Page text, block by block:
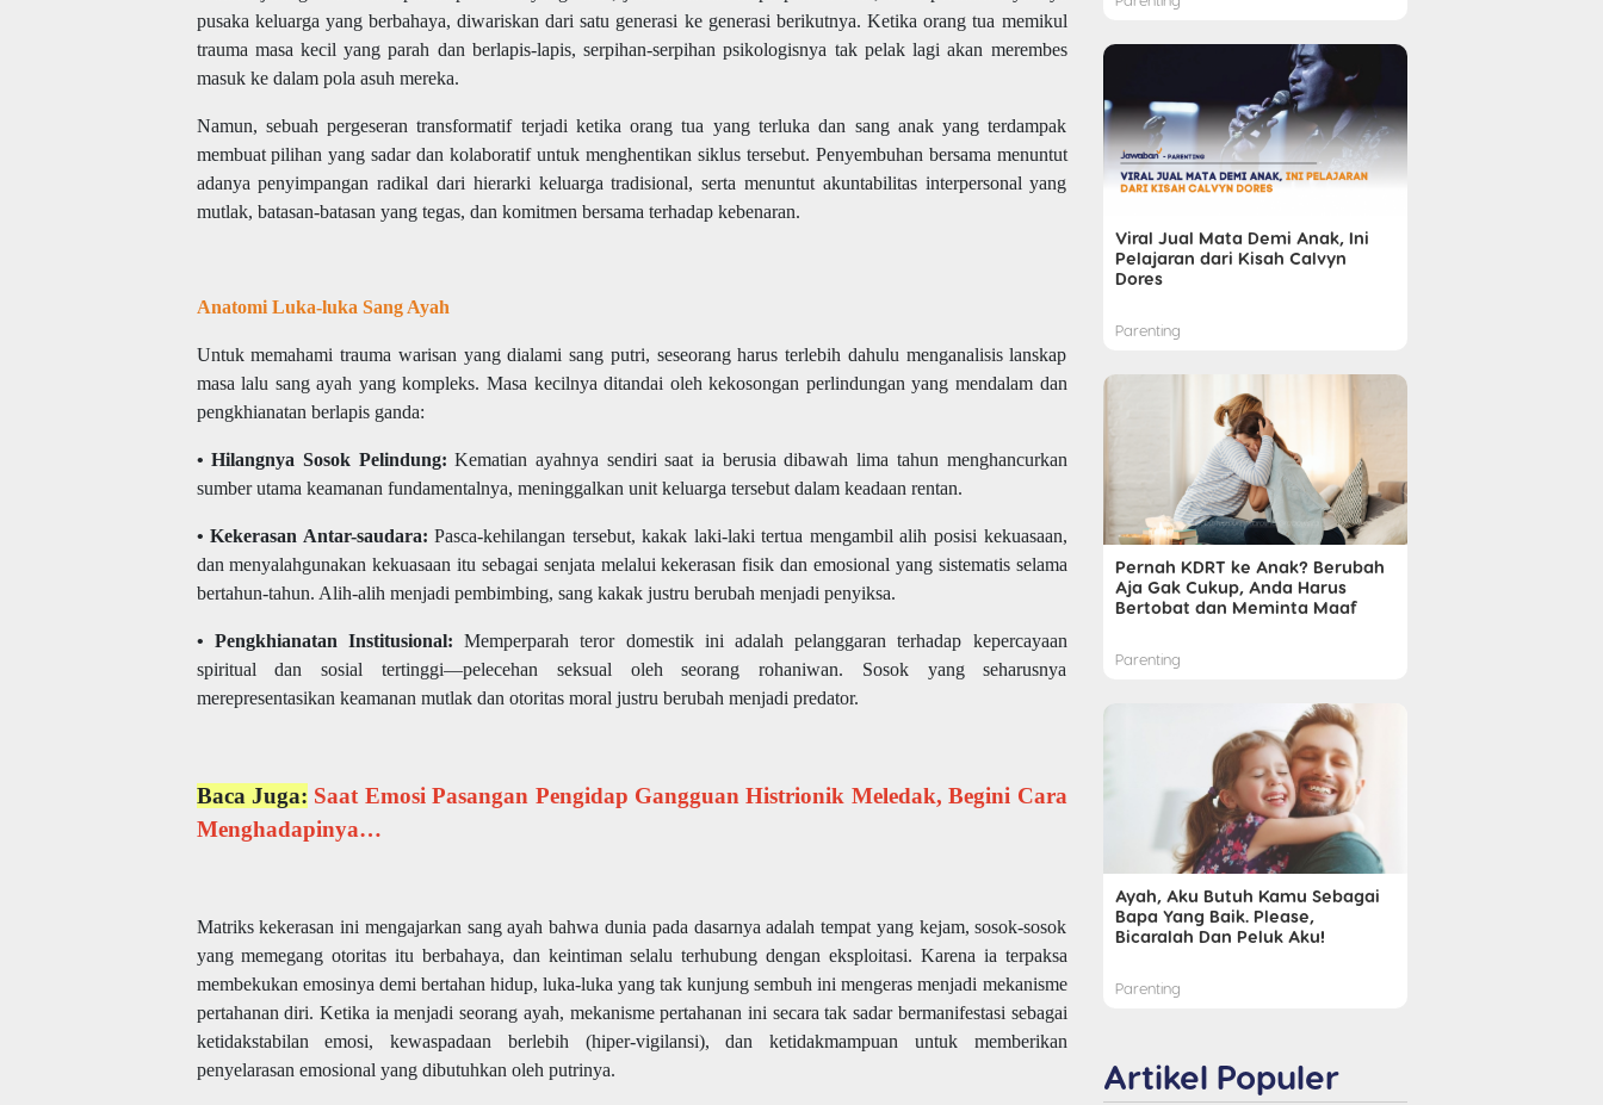
pusaka keluarga yang berbahaya, diwariskan dari satu generasi ke generasi berikutnya. Ketika orang tua memikul
trauma masa kecil yang parah dan berlapis-lapis, serpihan-serpihan psikologisnya tak pelak lagi akan merembes
masuk ke dalam pola asuh mereka.
Namun, sebuah pergeseran transformatif terjadi ketika orang tua yang terluka dan sang anak yang terdampak
membuat pilihan yang sadar dan kolaboratif untuk menghentikan siklus tersebut. Penyembuhan bersama menuntut
adanya penyimpangan radikal dari hierarki keluarga tradisional, serta menuntut akuntabilitas interpersonal yang
mutlak, batasan-batasan yang tegas, dan komitmen bersama terhadap kebenaran.
Anatomi Luka-luka Sang Ayah
Untuk memahami trauma warisan yang dialami sang putri, seseorang harus terlebih dahulu menganalisis lanskap
masa lalu sang ayah yang kompleks. Masa kecilnya ditandai oleh kekosongan perlindungan yang mendalam dan
pengkhianatan berlapis ganda:
• Hilangnya Sosok Pelindung: Kematian ayahnya sendiri saat ia berusia dibawah lima tahun menghancurkan
sumber utama keamanan fundamentalnya, meninggalkan unit keluarga tersebut dalam keadaan rentan.
• Kekerasan Antar-saudara: Pasca-kehilangan tersebut, kakak laki-laki tertua mengambil alih posisi kekuasaan,
dan menyalahgunakan kekuasaan itu sebagai senjata melalui kekerasan fisik dan emosional yang sistematis selama
bertahun-tahun. Alih-alih menjadi pembimbing, sang kakak justru berubah menjadi penyiksa.
• Pengkhianatan Institusional: Memperparah teror domestik ini adalah pelanggaran terhadap kepercayaan
spiritual dan sosial tertinggi—pelecehan seksual oleh seorang rohaniwan. Sosok yang seharusnya
merepresentasikan keamanan mutlak dan otoritas moral justru berubah menjadi predator.
Baca Juga: Saat Emosi Pasangan Pengidap Gangguan Histrionik Meledak, Begini Cara
Menghadapinya…
Matriks kekerasan ini mengajarkan sang ayah bahwa dunia pada dasarnya adalah tempat yang kejam, sosok-sosok
yang memegang otoritas itu berbahaya, dan keintiman selalu terhubung dengan eksploitasi. Karena ia terpaksa
membekukan emosinya demi bertahan hidup, luka-luka yang tak kunjung sembuh ini mengeras menjadi mekanisme
pertahanan diri. Ketika ia menjadi seorang ayah, mekanisme pertahanan ini secara tak sadar bermanifestasi sebagai
ketidakstabilan emosi, kewaspadaan berlebih (hiper-vigilansi), dan ketidakmampuan untuk memberikan
penyelarasan emosional yang dibutuhkan oleh putrinya.
Viral Jual Mata Demi Anak, Ini
Pelajaran dari Kisah Calvyn
Dores
Parenting
Pernah KDRT ke Anak? Berubah
Aja Gak Cukup, Anda Harus
Bertobat dan Meminta Maaf
Parenting
Ayah, Aku Butuh Kamu Sebagai
Bapa Yang Baik. Please,
Bicaralah Dan Peluk Aku!
Parenting
Artikel Populer